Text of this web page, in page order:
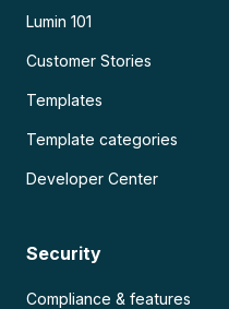
Lumin 101
Customer Stories
Templates
Template categories
Developer Center
Security
Compliance & features